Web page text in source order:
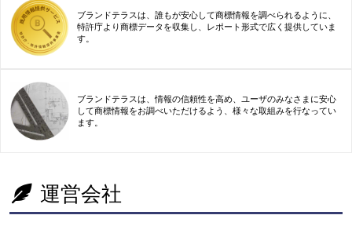
ブランドテラスは、誰もが安心して商標情報を調べられるように、
特許庁より商標データを収集し、レポート形式で広く提供していま
す。
ブランドテラスは、情報の信頼性を高め、ユーザのみなさまに安心
して商標情報をお調べいただけるよう、様々な取組みを行なってい
ます。
運営会社